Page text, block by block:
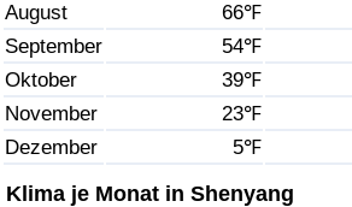
August
66℉
September
54℉
Oktober
39℉
November
23℉
Dezember
5℉
Klima je Monat in Shenyang
Kriminalitätsindex nach Land
Gesundheitsversorgung
Gesundheitsversorgungs-Index